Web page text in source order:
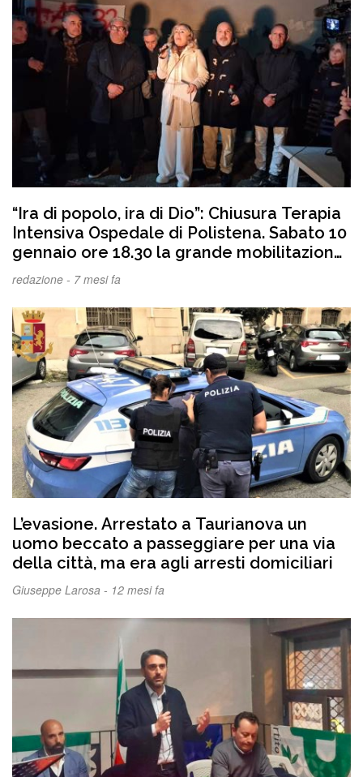
“Ira di popolo, ira di Dio”: Chiusura Terapia
Intensiva Ospedale di Polistena. Sabato 10
gennaio ore 18.30 la grande mobilitazione
organizzata dalla Chiesa, dall’Associazione
Comitato tutela della Salute. A seguire il
concerto di Mimmo Cavallaro e Nino De
Francesco
redazione - 7 mesi fa
L’evasione. Arrestato a Taurianova un
uomo beccato a passeggiare per una via
della città, ma era agli arresti domiciliari
Giuseppe Larosa - 12 mesi fa